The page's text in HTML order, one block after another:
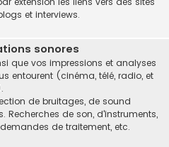
et interviews.
sonores
que vos impressions et analyses
entourent (cinéma, télé, radio, et
de bruitages, de sound
Recherches de son, d'instruments,
de traitement, etc.